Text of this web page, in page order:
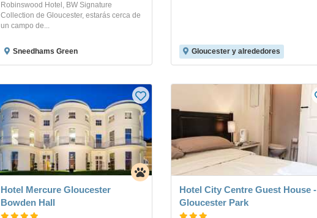
Robinswood Hotel, BW Signature
Collection de Gloucester, estarás cerca de
un campo de...
Sneedhams Green Gloucester y alrededores
Hotel Mercure Gloucester
Bowden Hall
Hotel City Centre Guest House -
Gloucester Park